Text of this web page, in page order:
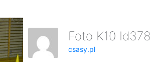
Foto K10 Id378
csasy.pl